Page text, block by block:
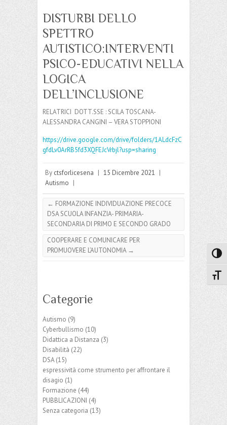
DISTURBI DELLO
SPETTRO
AUTISTICO:INTERVENTI
PSICO-EDUCATIVI NELLA
LOGICA
DELL’INCLUSIONE
RELATRICI DOTT.SSE : SCILA TOSCANA-
ALESSANDRA CANGINI – VERA STOPPIONI
https://drive.google.com/drive/folders/1ALdcFzC
gfdLv0ArRB5fd3XQFEJcVrbjl?usp=sharing
By ctsforlicesena | 15 Dicembre 2021 |
Autismo |
← FORMAZIONE INDIVIDUAZIONE PRECOCE
DSA SCUOLA INFANZIA- PRIMARIA-
SECONDARIA DI PRIMO E SECONDO GRADO
COOPERARE E COMUNICARE PER
PROMUOVERE L’AUTONOMIA →
Categorie
Autismo (9)
Cyberbullismo (10)
Didattica a Distanza (3)
Disabilità (22)
DSA(15)
espressività come strumento per affrontare il
disagio (1)
Formazione (44)
PUBBLICAZIONI (4)
Senza categoria (13)